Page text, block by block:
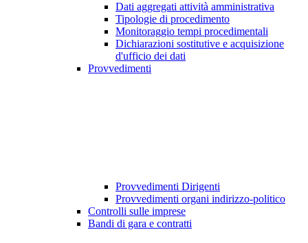
Dati aggregati attività amministrativa
Tipologie di procedimento
Monitoraggio tempi procedimentali
Dichiarazioni sostitutive e acquisizione
d'ufficio dei dati
Provvedimenti
Provvedimenti Dirigenti
Provvedimenti organi indirizzo-politico
Controlli sulle imprese
Bandi di gara e contratti